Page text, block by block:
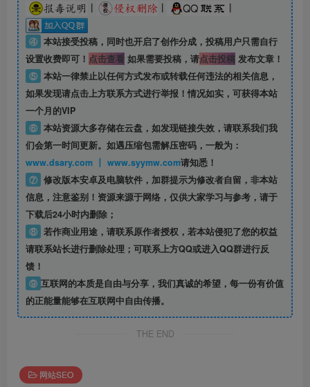
|
| |
④ 本站接受投稿，同时也开启了创作分成，投稿用户只需自行
设置收费即可！ 点击查看如果需要投稿，请点击投稿发布文章！
⑤ 本站一律禁止以任何方式发布或转载任何违法的相关信息，
如果发现请点击上方联系方式进行举报！情况如实，可获得本站
一个月的VIP
⑥ 本站资源大多存储在云盘，如发现链接失效，请联系我们我
们会第一时间更新。如遇压缩包需解压密码，一般为：
www.dsary.com 丨 www.syymw.com请知悉！
⑦ 修改版本安卓及电脑软件，加群提示为修改者自留， 非本站
信息，注意鉴别！资源来源于网络，仅供大家学习与参考，请于
下载后24小时内删除；
⑧ 若作商业用途，请联系原作者授权，若本站侵犯了您的权益
请联系站长进行删除处理；可联系上方QQ或进入QQ群进行反
馈！
⑨ 互联网的本质是自由与分享，我们真诚的希望，每一份有价值
的正能量能够在互联网中自由传播。
THE END
网站SEO